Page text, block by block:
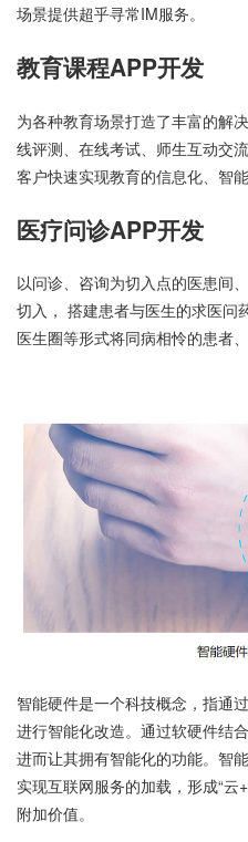
场景提供超乎寻常IM服务。
教育课程APP开发
为各种教育场景打造了丰富的解
线评测、在线考试、师生互动交
客户快速实现教育的信息化、智能
医疗问诊APP开发
以问诊、咨询为切入点的医患间
切入， 搭建患者与医生的求医问
医生圈等形式将同病相怜的患者
智能硬件是一个科技概念，指通
进行智能化改造。通过软硬件结
进而让其拥有智能化的功能。智
实现互联网服务的加载，形成“
附加价值。